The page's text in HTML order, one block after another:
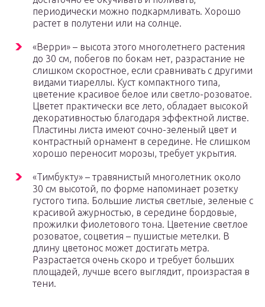
периодически можно подкармливать. Хорошо
растет в полутени или на солнце.
«Верри» – высота этого многолетнего растения
до 30 см, побегов по бокам нет, разрастание не
слишком скоростное, если сравнивать с другими
видами тиареллы. Куст компактного типа,
цветение красивое белое или светло-розоватое.
Цветет практически все лето, обладает высокой
декоративностью благодаря эффектной листве.
Пластины листа имеют сочно-зеленый цвет и
контрастный орнамент в середине. Не слишком
хорошо переносит морозы, требует укрытия.
«Тимбукту» – травянистый многолетник около
30 см высотой, по форме напоминает розетку
густого типа. Большие листья светлые, зеленые с
красивой ажурностью, в середине бордовые,
прожилки фиолетового тона. Цветение светлое
розоватое, соцветия – пушистые метелки. В
длину цветонос может достигать метра.
Разрастается очень скоро и требует больших
площадей, лучше всего выглядит, произрастая в
тени.